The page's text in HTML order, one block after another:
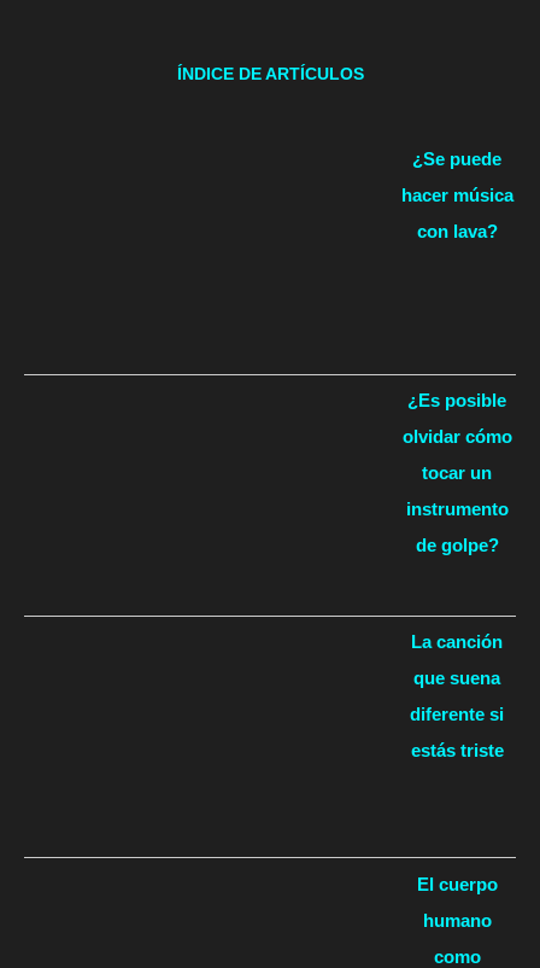
ÍNDICE DE ARTÍCULOS
¿Se puede
hacer música
con lava?
¿Es posible
olvidar cómo
tocar un
instrumento
de golpe?
La canción
que suena
diferente si
estás triste
El cuerpo
humano
como